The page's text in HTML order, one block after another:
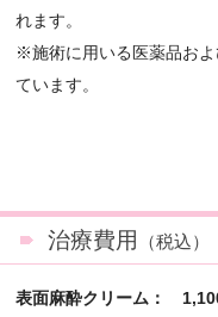
れます。
※施術に用いる医薬品お
ています。
治療費用 （税込）
表面麻酔クリーム：